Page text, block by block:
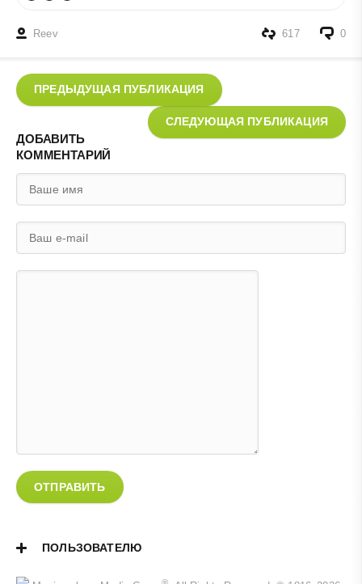
Reev 0
617
ПРЕДЫДУЩАЯ ПУБЛИКАЦИЯ
СЛЕДУЮЩАЯ ПУБЛИКАЦИЯ
ДОБАВИТЬ
КОММЕНТАРИЙ
ОТПРАВИТЬ
ПОЛЬЗОВАТЕЛЮ